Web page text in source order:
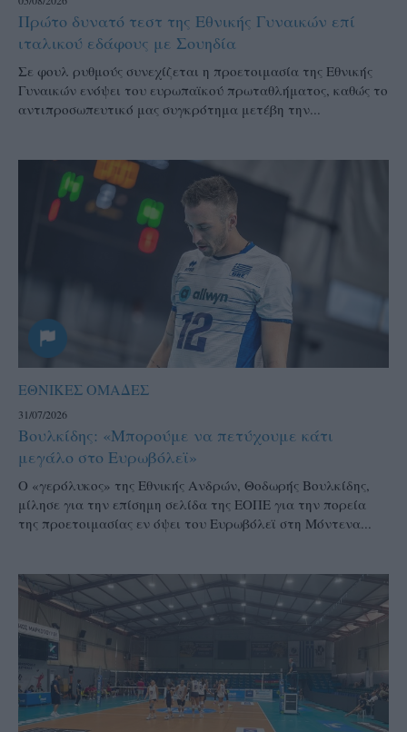
Πρώτο δυνατό τεστ της Εθνικής Γυναικών επί
ιταλικού εδάφους με Σουηδία
Σε φουλ ρυθμούς συνεχίζεται η προετοιμασία της Εθνικής
Γυναικών ενόψει του ευρωπαϊκού πρωταθλήματος, καθώς το
αντιπροσωπευτικό μας συγκρότημα μετέβη την...
ΕΘΝΙΚΕΣ ΟΜΑΔΕΣ
31/07/2026
Βουλκίδης: «Μπορούμε να πετύχουμε κάτι
μεγάλο στο Ευρωβόλεϊ»
Ο «γερόλυκος» της Εθνικής Ανδρών, Θοδωρής Βουλκίδης,
μίλησε για την επίσημη σελίδα της ΕΟΠΕ για την πορεία
της προετοιμασίας εν όψει του Ευρωβόλεϊ στη Μόντενα...